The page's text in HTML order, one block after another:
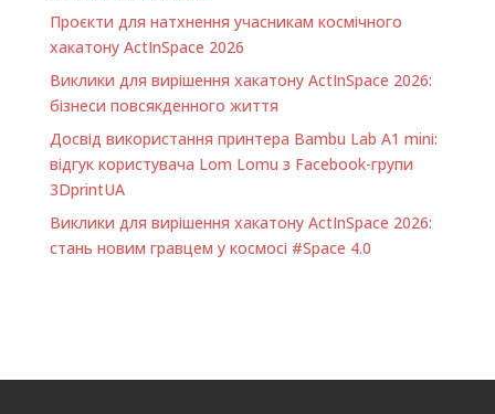
Проєкти для натхнення учасникам космічного
хакатону ActInSpace 2026
Виклики для вирішення хакатону ActInSpace 2026:
бізнеси повсякденного життя
Досвід використання принтера Bambu Lab A1 minі:
відгук користувача Lom Lomu з Facebook-групи
3DprintUA
Виклики для вирішення хакатону ActInSpace 2026:
стань новим гравцем у космосі #Space 4.0